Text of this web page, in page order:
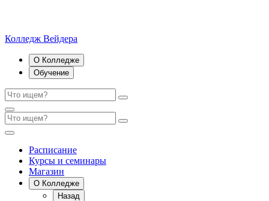
Колледж Вейдера
О Колледже
Обучение
Расписание
Курсы и семинары
Магазин
О Колледже
Назад